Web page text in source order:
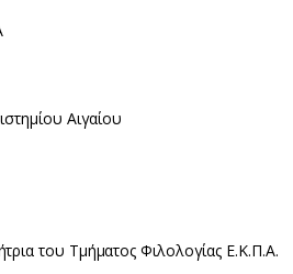
Αιγαίου
του Τμήματος Φιλολογίας Ε.Κ.Π.Α.